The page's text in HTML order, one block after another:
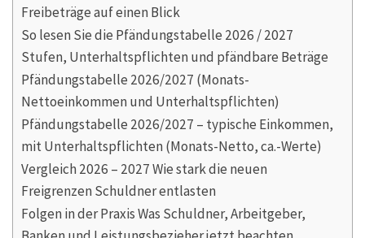
Freibeträge auf einen Blick
So lesen Sie die Pfändungstabelle 2026 / 2027
Stufen, Unterhaltspflichten und pfändbare Beträge
Pfändungstabelle 2026/2027 (Monats-
Nettoeinkommen und Unterhaltspflichten)
Pfändungstabelle 2026/2027 – typische Einkommen,
mit Unterhaltspflichten (Monats-Netto, ca.-Werte)
Vergleich 2026 – 2027 Wie stark die neuen
Freigrenzen Schuldner entlasten
Folgen in der Praxis Was Schuldner, Arbeitgeber,